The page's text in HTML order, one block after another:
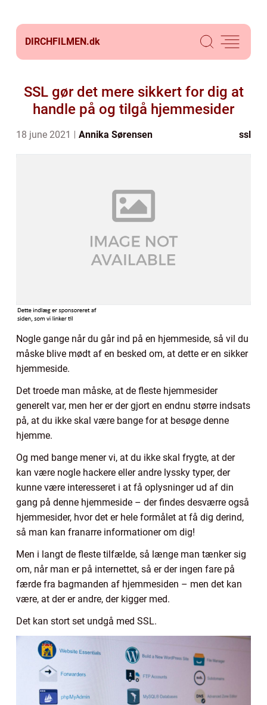
DIRCHFILMEN.dk
SSL gør det mere sikkert for dig at
handle på og tilgå hjemmesider
18 june 2021 Annika Sørensen ssl
Nogle gange når du går ind på en hjemmeside, så vil du
måske blive mødt af en besked om, at dette er en sikker
hjemmeside.
Det troede man måske, at de fleste hjemmesider
generelt var, men her er der gjort en endnu større indsats
på, at du ikke skal være bange for at besøge denne
hjemme.
Og med bange mener vi, at du ikke skal frygte, at der
kan være nogle hackere eller andre lyssky typer, der
kunne være interesseret i at få oplysninger ud af din
gang på denne hjemmeside – der findes desværre også
hjemmesider, hvor det er hele formålet at få dig derind,
så man kan franarre informationer om dig!
Men i langt de fleste tilfælde, så længe man tænker sig
om, når man er på internettet, så er der ingen fare på
færde fra bagmanden af hjemmesiden – men det kan
være, at der er andre, der kigger med.
Det kan stort set undgå med SSL.